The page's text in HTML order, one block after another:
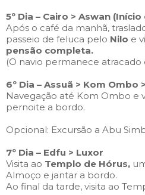
5º Dia – Cairo > Aswan (Início
Após o café da manhã,
passeio de feluca pelo Nilo e
pensão completa.
(O navio permanece atracado
6º Dia – Assuã > Kom Ombo
Navegação até Kom Ombo e
pernoite a bordo.
Opcional: Excursão a Abu
7º Dia – Edfu > Luxor
Visita ao Templo de Hórus,
Almoço e jantar a bordo.
Ao final da tarde, visita ao